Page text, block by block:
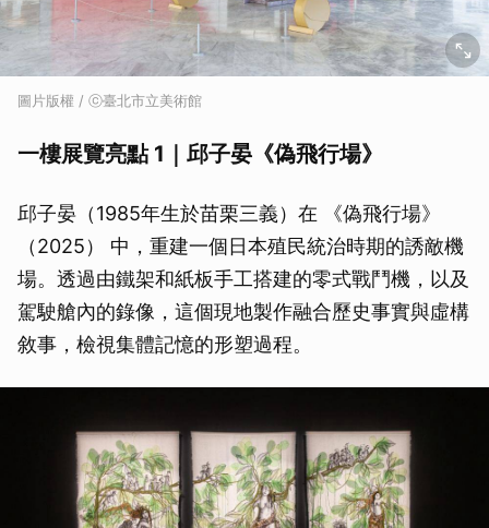
圖片版權 / ⓒ臺北市立美術館
一樓展覽亮點 1｜邱子晏《偽飛行場》
邱子晏（1985年生於苗栗三義）在 《偽飛行場》
（2025） 中，重建一個日本殖民統治時期的誘敵機
場。透過由鐵架和紙板手工搭建的零式戰鬥機，以及
駕駛艙內的錄像，這個現地製作融合歷史事實與虛構
敘事，檢視集體記憶的形塑過程。